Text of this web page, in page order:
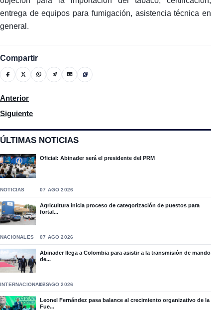
ÚLTIMAS NOTICIAS
Oficial: Abinader será el presidente del PRM
NOTICIAS 07 AGO 2026
Agricultura inicia proceso de categorización de puestos para
fortal...
NACIONALES 07 AGO 2026
Abinader llega a Colombia para asistir a la transmisión de mando
de...
INTERNACIONALES07 AGO 2026
Leonel Fernández pasa balance al crecimiento organizativo de la
Fue...
entrega de equipos para fumigación, asistencia técnica en
general.
Compartir
Artículo anterior: La UNPHU reconoce como Egresada
Anterior
Artículo siguiente: Codue advierte que solución a crisis haitiana
Siguiente